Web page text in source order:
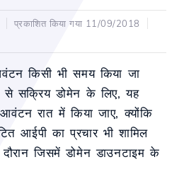
प्रकाशित किया गया 11/09/2018
किसी भी समय किया जा
से सक्रिय डोमेन के लिए, यह
रात में किया जाए, क्योंकि
आईपी का प्रचार भी शामिल
जिसमें डोमेन डाउनटाइम के